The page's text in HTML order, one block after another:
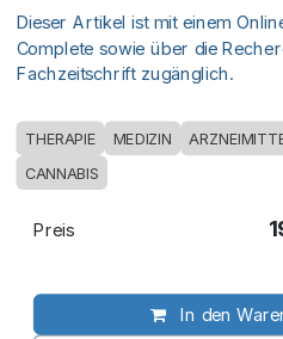
Dieser Artikel ist mit einem
Complete sowie über die
Fachzeitschrift zugänglich.
THERAPIE MEDIZIN
CANNABIS
In den
Preis